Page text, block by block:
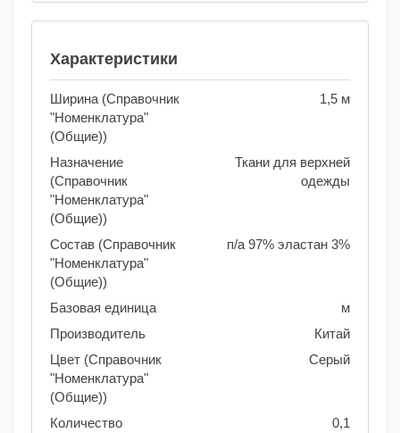
Характеристики
Ширина (Справочник
"Номенклатура"
(Общие))
1,5 м
Назначение
(Справочник
"Номенклатура"
(Общие))
Ткани для верхней
одежды
Состав (Справочник
"Номенклатура"
(Общие))
п/а 97% эластан 3%
Базовая единица
м
Производитель
Китай
Цвет (Справочник
"Номенклатура"
(Общие))
Серый
Количество
0,1